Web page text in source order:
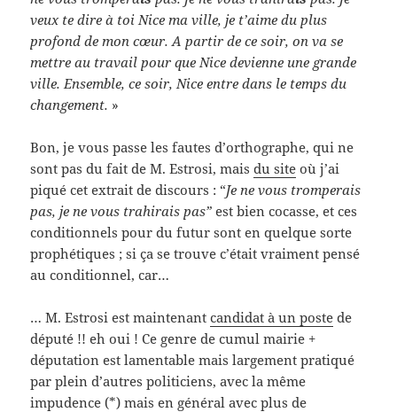
veux te dire à toi Nice ma ville, je t’aime du plus
profond de mon cœur. A partir de ce soir, on va se
mettre au travail pour que Nice devienne une grande
ville. Ensemble, ce soir, Nice entre dans le temps du
changement. »
Bon, je vous passe les fautes d’orthographe, qui ne
sont pas du fait de M. Estrosi, maisdu site où j’ai
piqué cet extrait de discours : “Je ne vous tromperais
pas, je ne vous trahirais pas”est bien cocasse, et ces
conditionnels pour du futur sont en quelque sorte
prophétiques ; si ça se trouve c’était vraiment pensé
au conditionnel, car…
… M. Estrosi est maintenantcandidat à un poste de
député !! eh oui ! Ce genre de cumul mairie +
députation est lamentable mais largement pratiqué
par plein d’autres politiciens, avec la même
impudence (*) mais en général avec plus de